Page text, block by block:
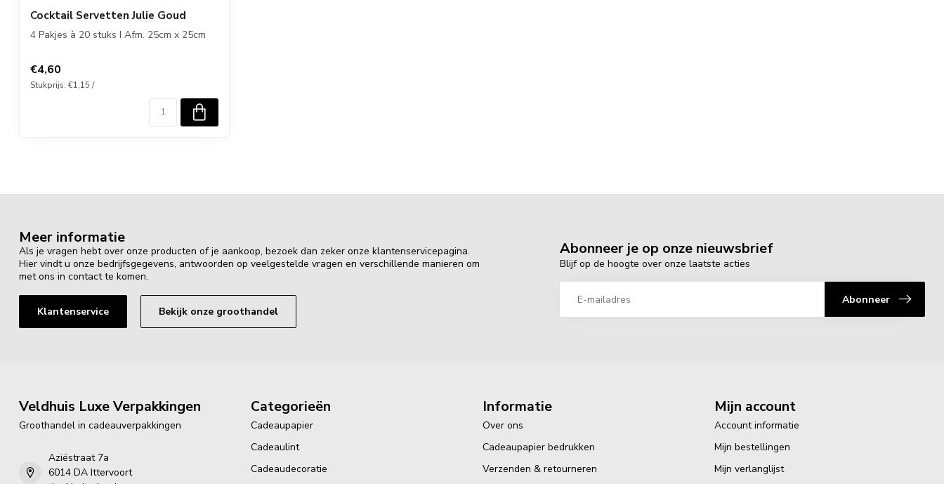
Cocktail Servetten Julie Goud
4 Pakjes à 20 stuks I Afm. 25cm x 25cm
€4,60
Stukprijs: €1,15 /
Meer informatie
Als je vragen hebt over onze producten of je aankoop, bezoek dan zeker onze klantenservicepagina.
Hier vindt u onze bedrijfsgegevens, antwoorden op veelgestelde vragen en verschillende manieren om
met ons in contact te komen.
Klantenservice Bekijk onze groothandel
Abonneer je op onze nieuwsbrief
Blijf op de hoogte over onze laatste acties
Abonneer
Veldhuis Luxe Verpakkingen
Groothandel in cadeauverpakkingen
Aziëstraat 7a
6014 DA Ittervoort
Categorieën
Cadeaupapier
Cadeaulint
Cadeaudecoratie
Informatie
Over ons
Cadeaupapier bedrukken
Verzenden & retourneren
Mijn account
Account informatie
Mijn bestellingen
Mijn verlanglijst